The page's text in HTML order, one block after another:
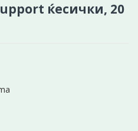
ќесички, 20